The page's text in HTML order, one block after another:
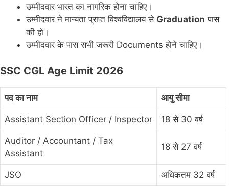
उम्मीदवार भारत का नागरिक होना चाहिए।
उम्मीदवार ने मान्यता प्राप्त विश्वविद्यालय से Graduation पास
की हो।
उम्मीदवार के पास सभी जरूरी Documents होने चाहिए।
SSC CGL Age Limit 2026
पद का नाम आयु सीमा
Assistant Section Officer / Inspector 18 से 30 वर्ष
Auditor / Accountant / Tax
Assistant
18 से 27 वर्ष
JSO अधिकतम 32 वर्ष